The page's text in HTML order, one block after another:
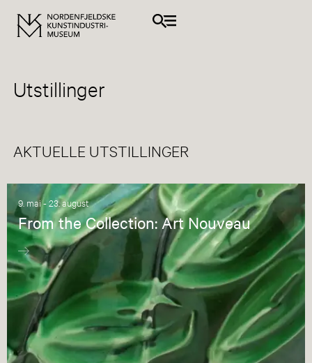
Utstillinger
AKTUELLE UTSTILLINGER
9. mai - 23. august
From the Collection: Art Nouveau